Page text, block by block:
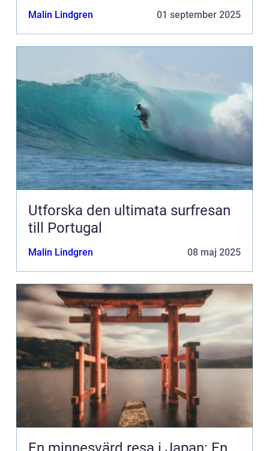
Malin Lindgren 01 september 2025
Utforska den ultimata surfresan
till Portugal
Malin Lindgren 08 maj 2025